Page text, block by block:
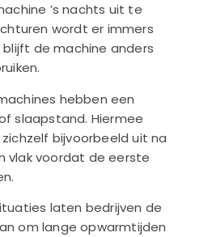
’s nachts uit te
wordt er immers
de machine anders
hebben een
slaapstand. Hiermee
bijvoorbeeld uit na
vlak voordat de eerste
laten bedrijven de
om lange opwarmtijden